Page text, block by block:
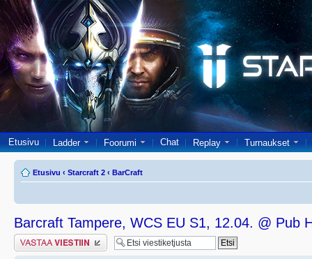
Etusivu Ladder Foorumi Chat Replay Turnaukset
Etusivu ‹ Starcraft 2 ‹ BarCraft
Barcraft Tampere, WCS EU S1, 12.04. @ Pub
Lähetä vastaus